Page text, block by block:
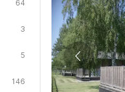
64
3
5
146